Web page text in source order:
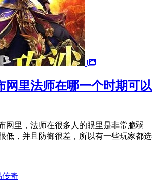
网里法师在哪一个时期可以
里，法师在很多人的眼里是非常脆弱
低，并且防御很差，所以有一些玩家都选
传奇